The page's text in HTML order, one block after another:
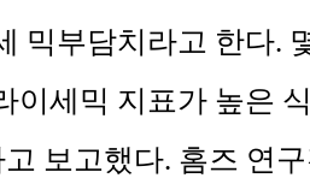
믹부담치라고 한다.
이세믹 지표가 높은
보고했다. 홈즈 연